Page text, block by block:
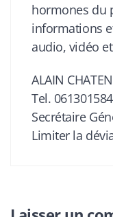
hormones du
informations
audio, vidéo
ALAIN
Tel.
Secrétaire
Limiter la